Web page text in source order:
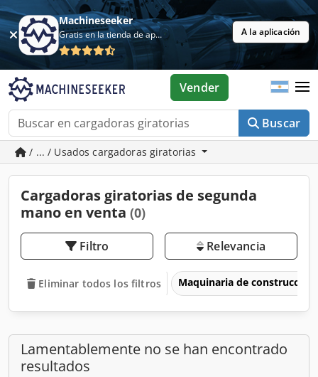
Machineseeker
Gratis en la tienda de aplicaciones A la aplicación
Buscar
Vender
/ ... / Usados cargadoras giratorias
Cargadoras giratorias de segunda
mano en venta (0)
Filtro Relevancia
Eliminar todos los filtros Maquinaria de construcción
Lamentablemente no se han encontrado
resultados